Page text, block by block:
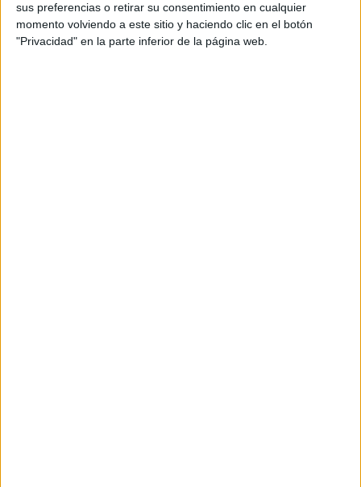
sus preferencias o retirar su consentimiento en cualquier
momento volviendo a este sitio y haciendo clic en el botón
"Privacidad" en la parte inferior de la página web.
EFE